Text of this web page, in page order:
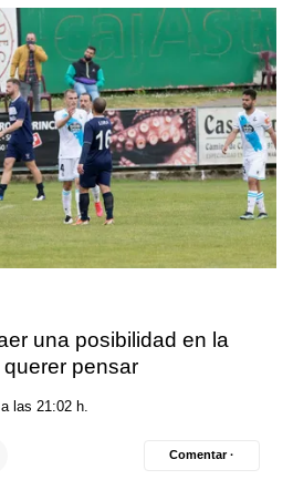
una posibilidad en la
pensar
las 21:02 h.
Comentar ·